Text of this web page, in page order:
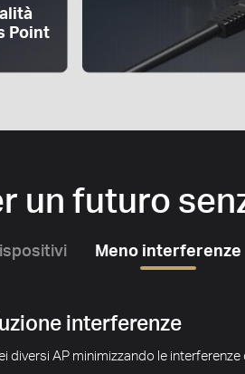
Point
un futuro
Meno interferenze
interferenze
diversi AP minimizzando le